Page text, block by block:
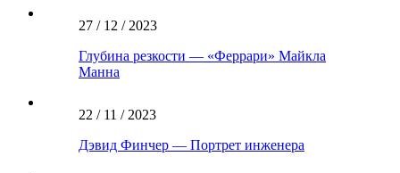
27 / 12 / 2023
Глубина резкости — «Феррари» Майкла
Манна
22 / 11 / 2023
Дэвид Финчер — Портрет инженера